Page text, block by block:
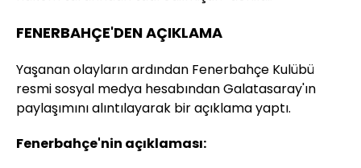
FENERBAHÇE'DEN AÇIKLAMA
Yaşanan olayların ardından Fenerbahçe Kulübü
resmi sosyal medya hesabından Galatasaray'ın
paylaşımını alıntılayarak bir açıklama yaptı.
Fenerbahçe'nin açıklaması: